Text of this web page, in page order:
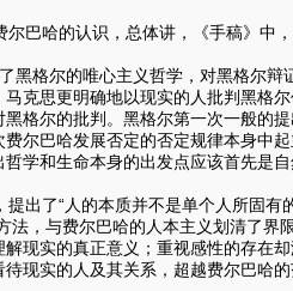
巴哈的认识，总体讲，《手稿》中
黑格尔的唯心主义哲学，对黑格尔辩
克思更明确地以现实的人批判黑格
格尔的批判。黑格尔第一次一般的
尔巴哈发展否定的否定规律本身中起
学和生命本身的出发点应该首先是
出了“人的本质并不是单个人所固有
法，与费尔巴哈的人本主义划清了界
现实的真正意义；重视感性的存在
现实的人及其关系，超越费尔巴哈的